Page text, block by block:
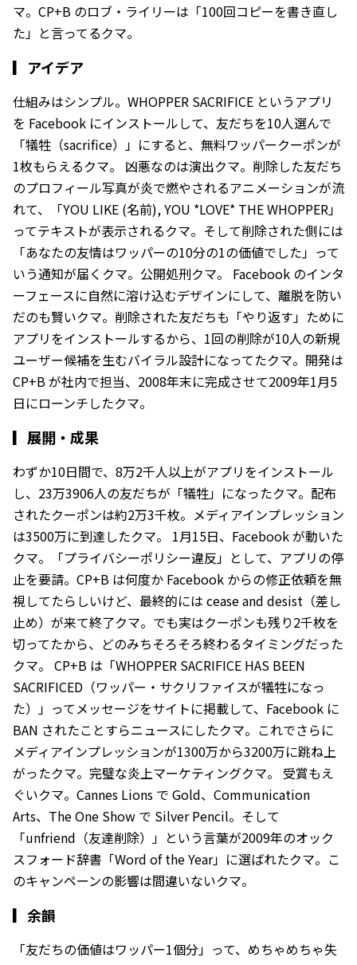
マ。CP+B のロブ・ライリーは「100回コピーを書き直し
た」と言ってるクマ。
▎ アイデア
仕組みはシンプル。WHOPPER SACRIFICE というアプリ
を Facebook にインストールして、友だちを10人選んで
「犠牲（sacrifice）」にすると、無料ワッパークーポンが
1枚もらえるクマ。 凶悪なのは演出クマ。削除した友だち
のプロフィール写真が炎で燃やされるアニメーションが流
れて、「YOU LIKE (名前), YOU *LOVE* THE WHOPPER」
ってテキストが表示されるクマ。そして削除された側には
「あなたの友情はワッパーの10分の1の価値でした」って
いう通知が届くクマ。公開処刑クマ。 Facebook のインタ
ーフェースに自然に溶け込むデザインにして、離脱を防い
だのも賢いクマ。削除された友だちも「やり返す」ために
アプリをインストールするから、1回の削除が10人の新規
ユーザー候補を生むバイラル設計になってたクマ。開発は
CP+B が社内で担当、2008年末に完成させて2009年1月5
日にローンチしたクマ。
▎ 展開・成果
わずか10日間で、8万2千人以上がアプリをインストール
し、23万3906人の友だちが「犠牲」になったクマ。配布
されたクーポンは約2万3千枚。メディアインプレッション
は3500万に到達したクマ。 1月15日、Facebook が動いた
クマ。「プライバシーポリシー違反」として、アプリの停
止を要請。CP+B は何度か Facebook からの修正依頼を無
視してたらしいけど、最終的には cease and desist（差し
止め）が来て終了クマ。でも実はクーポンも残り2千枚を
切ってたから、どのみちそろそろ終わるタイミングだった
クマ。 CP+B は「WHOPPER SACRIFICE HAS BEEN
SACRIFICED（ワッパー・サクリファイスが犠牲になっ
た）」ってメッセージをサイトに掲載して、Facebook に
BAN されたことすらニュースにしたクマ。これでさらに
メディアインプレッションが1300万から3200万に跳ね上
がったクマ。完璧な炎上マーケティングクマ。 受賞もえ
ぐいクマ。Cannes Lions で Gold、Communication
Arts、The One Show で Silver Pencil。そして
「unfriend（友達削除）」という言葉が2009年のオック
スフォード辞書「Word of the Year」に選ばれたクマ。こ
のキャンペーンの影響は間違いないクマ。
▎ 余韻
「友だちの価値はワッパー1個分」って、めちゃめちゃ失